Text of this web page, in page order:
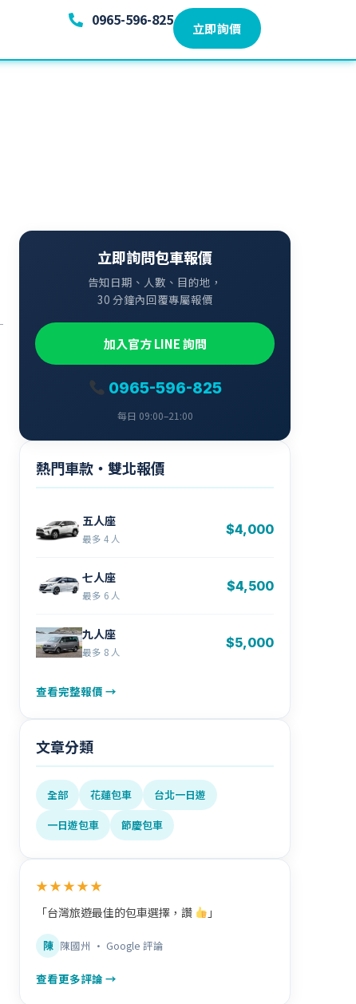
0965-596-825 立即詢價
立即詢問包車報價
告知日期、人數、目的地，
30 分鐘內回覆專屬報價
加入官方 LINE 詢問
0965-596-825
每日 09:00–21:00
熱門車款・雙北報價
五人座
最多 4 人
$4,000
七人座
最多 6 人
$4,500
九人座
最多 8 人
$5,000
查看完整報價 →
文章分類
全部 花蓮包車
台北一日遊
一日遊包車
節慶包車
★★★★★
「台灣旅遊最佳的包車選擇，讚 」
陳 陳國州 · Google 評論
查看更多評論 →